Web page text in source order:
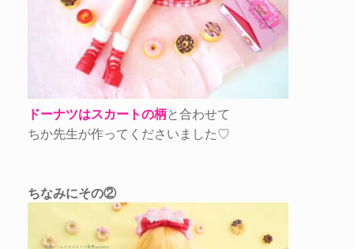
ドーナツはスカートの柄と合わせて
ちか先生が作ってくださいました♡
ちなみにその②